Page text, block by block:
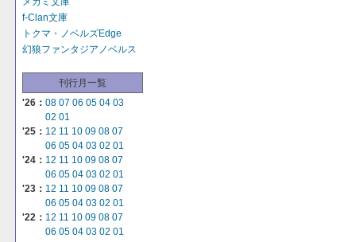
f-Clan文庫
トクマ・ノベルズEdge
幻狼ファンタジアノベルス
刊行月一覧
'26： 08 07 06 05 04 03
02 01
'25： 12 11 10 09 08 07
06 05 04 03 02 01
'24： 12 11 10 09 08 07
06 05 04 03 02 01
'23： 12 11 10 09 08 07
06 05 04 03 02 01
'22： 12 11 10 09 08 07
06 05 04 03 02 01